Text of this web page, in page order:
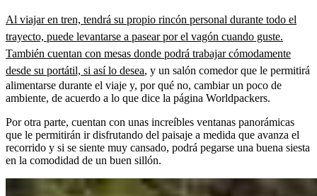
Al viajar en tren, tendrá su propio rincón personal durante todo el
trayecto, puede levantarse a pasear por el vagón cuando guste.
También cuentan con mesas donde podrá trabajar cómodamente
desde su portátil, si así lo desea, y un salón comedor que le permitirá
alimentarse durante el viaje y, por qué no, cambiar un poco de
ambiente, de acuerdo a lo que dice la página Worldpackers.
Por otra parte, cuentan con unas increíbles ventanas panorámicas
que le permitirán ir disfrutando del paisaje a medida que avanza el
recorrido y si se siente muy cansado, podrá pegarse una buena siesta
en la comodidad de un buen sillón.